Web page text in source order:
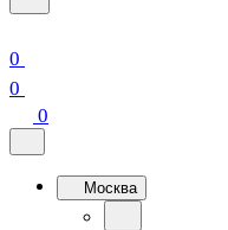
0
0
0
Москва